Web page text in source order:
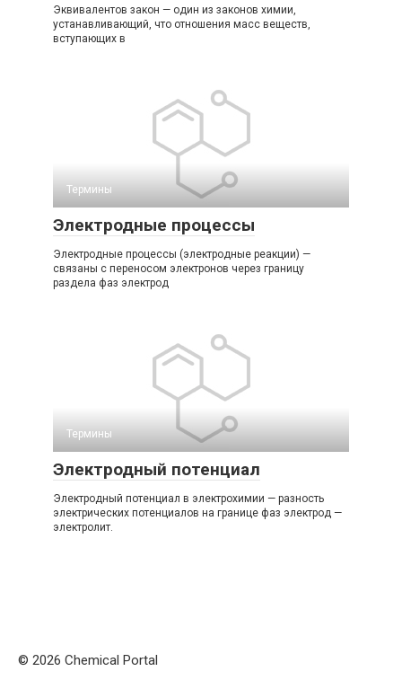
Эквивалентов закон — один из законов химии,
устанавливающий, что отношения масс веществ,
вступающих в
Термины
Электродные процессы
Электродные процессы (электродные реакции) —
связаны с переносом электронов через границу
раздела фаз электрод
Термины
Электродный потенциал
Электродный потенциал в электрохимии — разность
электрических потенциалов на границе фаз электрод —
электролит.
© 2026 Chemical Portal